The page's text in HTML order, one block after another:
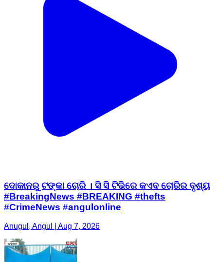
ଦୋକାନରୁ ଟଙ୍କା ଚୋରି । ସି ସି ଟିଭିରେ କଏଦ ଚୋରିର ଦୃଶ୍ୟ
#BreakingNews #BREAKING #thefts
#CrimeNews #angulonline
Anugul, Angul | Aug 7, 2026